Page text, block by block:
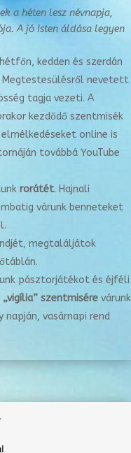
a héten lesz névnapja,
A jó Isten áldása legyen
kedden és szerdán
Megtestesülésről nevetett
tagja vezeti. A
kezdődő szentmisék
online is
továbbá YouTube
rorátét. Hajnali
várunk benneteket
megtaláljátok
pásztorjátékot és éjféli
szentmisére várunk
napján, vasárnapi rend